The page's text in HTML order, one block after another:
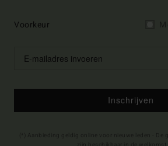
Voorkeur
Inschrijven